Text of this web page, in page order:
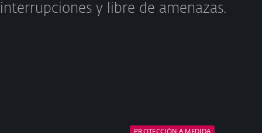
interrupciones y libre de amenazas.
PROTECCIÓN A MEDIDA